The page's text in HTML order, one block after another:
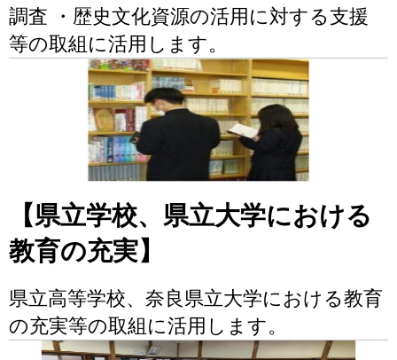
調査 ・歴史文化資源の活用に対する支援
等の取組に活用します。
【県立学校、県立大学における
教育の充実】
県立高等学校、奈良県立大学における教育
の充実等の取組に活用します。